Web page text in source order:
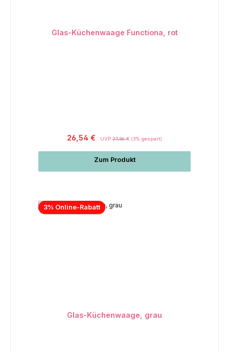
Glas-Küchenwaage Functiona, rot
26,54 € UVP 27,36 € (3% gespart)
Zum Produkt
3% Online-Rabatt
Glas-Küchenwaage, grau